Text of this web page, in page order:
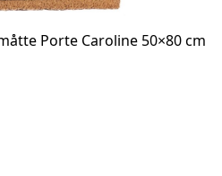
Porte Caroline 50×80 cm